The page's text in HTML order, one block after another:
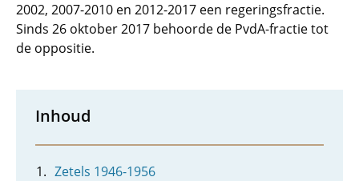
2002, 2007-2010 en 2012-2017 een regeringsfractie.
Sinds 26 oktober 2017 behoorde de PvdA-fractie tot
de oppositie.
Inhoud
Zetels 1946-1956